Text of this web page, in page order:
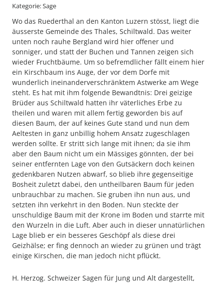
Kategorie: Sage
Wo das Ruederthal an den Kanton Luzern stösst, liegt die
äusserste Gemeinde des Thales, Schiltwald. Das weiter
unten noch rauhe Bergland wird hier offener und
sonniger, und statt der Buchen und Tannen zeigen sich
wieder Fruchtbäume. Um so befremdlicher fällt einem hier
ein Kirschbaum ins Auge, der vor dem Dorfe mit
wunderlich ineinanderverschränktem Astwerke am Wege
steht. Es hat mit ihm folgende Bewandtnis: Drei geizige
Brüder aus Schiltwald hatten ihr väterliches Erbe zu
theilen und waren mit allem fertig geworden bis auf
diesen Baum, der auf keines Gute stand und nun dem
Aeltesten in ganz unbillig hohem Ansatz zugeschlagen
werden sollte. Er stritt sich lange mit ihnen; da sie ihm
aber den Baum nicht um ein Mässiges gönnten, der bei
seiner entfernten Lage von den Gutsäckern doch keinen
gedenkbaren Nutzen abwarf, so blieb ihre gegenseitige
Bosheit zuletzt dabei, den untheilbaren Baum für jeden
unbrauchbar zu machen. Sie gruben ihn nun aus, und
setzten ihn verkehrt in den Boden. Nun steckte der
unschuldige Baum mit der Krone im Boden und starrte mit
den Wurzeln in die Luft. Aber auch in dieser unnatürlichen
Lage blieb er ein besseres Geschöpf als diese drei
Geizhälse; er fing dennoch an wieder zu grünen und trägt
einige Kirschen, die man jedoch nicht pflückt.
H. Herzog. Schweizer Sagen für Jung und Alt dargestellt,